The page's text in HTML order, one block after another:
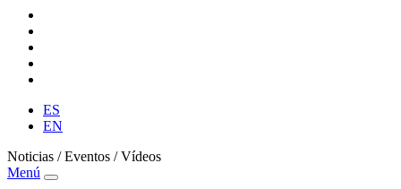
ES
EN
Noticias / Eventos / Vídeos
Menú